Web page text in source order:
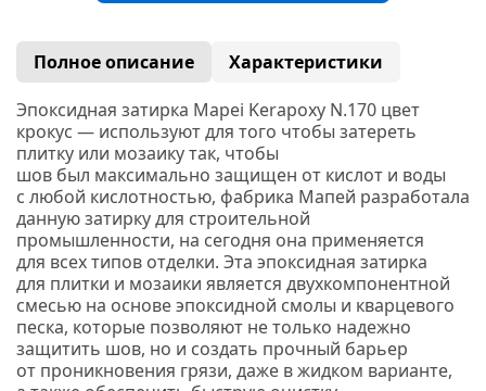
Полное описание
Характеристики
Эпоксидная затирка Mapei Kerapoxy N.170 цвет
крокус — используют для того чтобы затереть
плитку или мозаику так, чтобы
шов был максимально защищен от кислот и воды
с любой кислотностью, фабрика Мапей разработала
данную затирку для строительной
промышленности, на сегодня она применяется
для всех типов отделки. Эта эпоксидная затирка
для плитки и мозаики является двухкомпонентной
смесью на основе эпоксидной смолы и кварцевого
песка, которые позволяют не только надежно
защитить шов, но и создать прочный барьер
от проникновения грязи, даже в жидком варианте,